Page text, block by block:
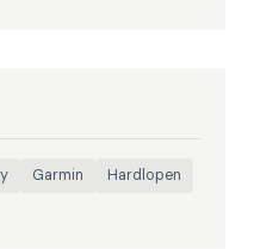
Garmin
Hardlopen